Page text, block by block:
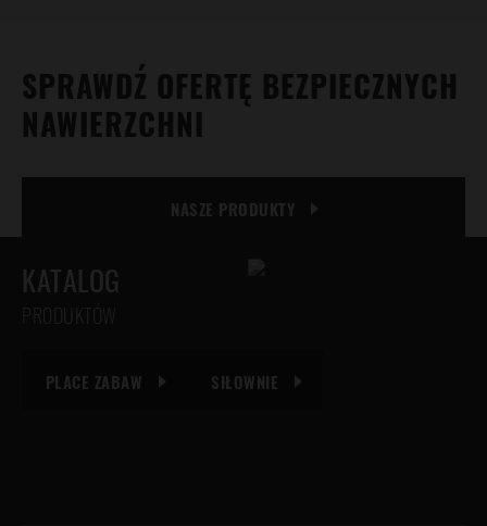
SPRAWDŹ OFERTĘ BEZPIECZNYCH
NAWIERZCHNI
NASZE PRODUKTY
KATALOG
PRODUKTÓW
PLACE ZABAW SIŁOWNIE